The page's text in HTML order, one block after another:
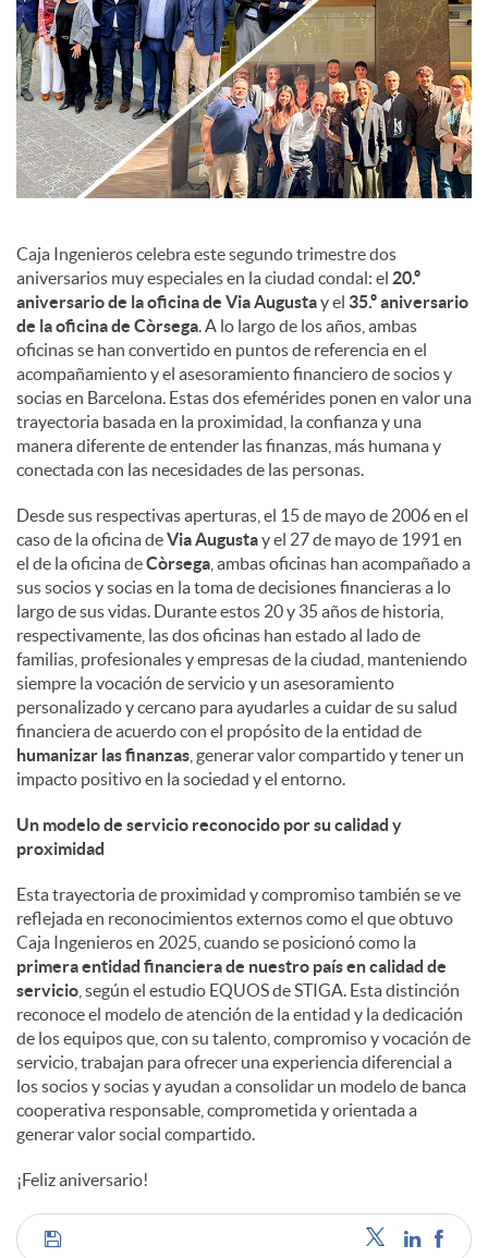
c
o
n
t
e
n
i
d
o
s
Caja Ingenieros celebra este segundo trimestre dos
aniversarios muy especiales en la ciudad condal: el 20.º
aniversario de la oficina de Via Augustay el 35.º aniversario
de la oficina de Còrsega. A lo largo de los años, ambas
oficinas se han convertido en puntos de referencia en el
acompañamiento y el asesoramiento financiero de socios y
socias en Barcelona. Estas dos efemérides ponen en valor una
trayectoria basada en la proximidad, la confianza y una
manera diferente de entender las finanzas, más humana y
conectada con las necesidades de las personas.
Desde sus respectivas aperturas, el 15 de mayo de 2006 en el
caso de la oficina deVia Augustay el 27 de mayo de 1991 en
el de la oficina deCòrsega , ambas oficinas han acompañado a
sus socios y socias en la toma de decisiones financieras a lo
largo de sus vidas. Durante estos 20 y 35 años de historia,
respectivamente, las dos oficinas han estado al lado de
familias, profesionales y empresas de la ciudad, manteniendo
siempre la vocación de servicio y un asesoramiento
personalizado y cercano para ayudarles a cuidar de su salud
financiera de acuerdo con el propósito de la entidad de
humanizar las finanzas , generar valor compartido y tener un
impacto positivo en la sociedad y el entorno.
Un modelo de servicio reconocido por su calidad y
proximidad
Esta trayectoria de proximidad y compromiso también se ve
reflejada en reconocimientos externos como el que obtuvo
Caja Ingenieros en 2025, cuando se posicionó como la
primera entidad financiera de nuestro país en calidad de
servicio , según el estudio EQUOS de STIGA. Esta distinción
reconoce el modelo de atención de la entidad y la dedicación
de los equipos que, con su talento, compromiso y vocación de
servicio, trabajan para ofrecer una experiencia diferencial a
los socios y socias y ayudan a consolidar un modelo de banca
cooperativa responsable, comprometida y orientada a
generar valor social compartido.
¡Feliz aniversario!